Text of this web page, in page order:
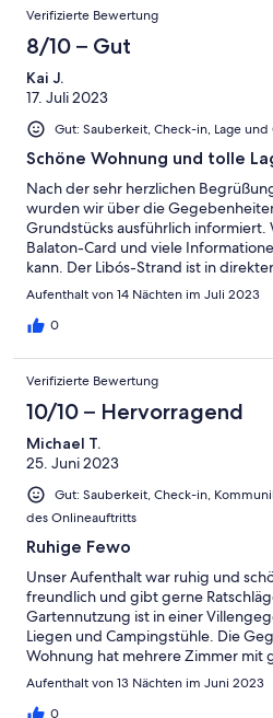
Verifizierte Bewertung
8/10 – Gut
Kai J.
17. Juli 2023
Gut: Sauberkeit, Check-in, Lage
Schöne Wohnung und tolle
Nach der sehr herzlichen
wurden wir über die
Grundstücks ausführlich informiert.
Balaton-Card und viele
kann. Der Libós-Strand ist in
dem Auto ca. 4min. Zu Fuß
zugänglich war. Alles zusammen
Aufenthalt von 14 Nächten im Juli 2023
0
Verifizierte Bewertung
10/10 – Hervorragend
Michael T.
25. Juni 2023
Gut: Sauberkeit, Check-in,
des Onlineauftritts
Ruhige Fewo
Unser Aufenthalt war ruhig und
freundlich und gibt gerne
Gartennutzung ist in einer
Liegen und Campingstühle. Die
Wohnung hat mehrere Zimmer mit
Alles ist sauber. Geeignet für ein
Aufenthalt von 13 Nächten im Juni 2023
0